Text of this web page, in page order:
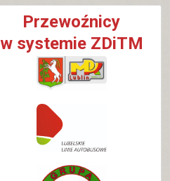
Przewoźnicy
w systemie ZDiTM